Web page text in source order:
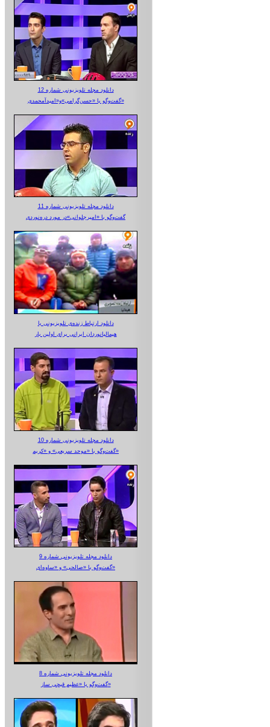
دانلود مجله تلویزیونی شماره 12
گفت‌وگو با «حسن‌گرامی»و«امیدآمحمدی»
دانلود مجله تلویزیونی شماره 11
گفت‌وگو با «امیرجلوانی»در مورد دره‌نوردی
دانلود ارتباط زنده‌ی تلویزیونی‌ با
هیمالیانوردان ایرانی برای اولین بار
دانلود مجله تلویزیونی شماره 10
گفت‌وگو با «موحد سریعی» و «کریم»
دانلود مجله تلویزیونی شماره 9
گفت‌وگو با «صالحی» و «ساوه‌ای»
دانلود مجله تلویزیونی شماره 8
گفت‌وگو با «عظیم قیچی ساز»